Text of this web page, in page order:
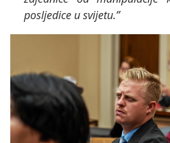
posljedice u svijetu.”